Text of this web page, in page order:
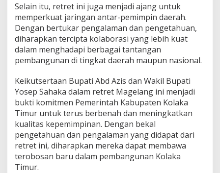
Selain itu, retret ini juga menjadi ajang untuk
memperkuat jaringan antar-pemimpin daerah.
Dengan bertukar pengalaman dan pengetahuan,
diharapkan tercipta kolaborasi yang lebih kuat
dalam menghadapi berbagai tantangan
pembangunan di tingkat daerah maupun nasional.
Keikutsertaan Bupati Abd Azis dan Wakil Bupati
Yosep Sahaka dalam retret Magelang ini menjadi
bukti komitmen Pemerintah Kabupaten Kolaka
Timur untuk terus berbenah dan meningkatkan
kualitas kepemimpinan. Dengan bekal
pengetahuan dan pengalaman yang didapat dari
retret ini, diharapkan mereka dapat membawa
terobosan baru dalam pembangunan Kolaka
Timur.